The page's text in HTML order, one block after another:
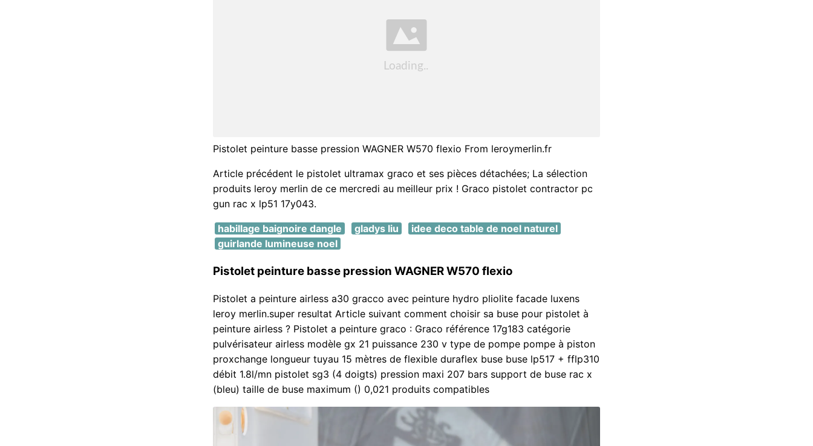
Pistolet peinture basse pression WAGNER W570 flexio From leroymerlin.fr
Article précédent le pistolet ultramax graco et ses pièces détachées; La sélection
produits leroy merlin de ce mercredi au meilleur prix ! Graco pistolet contractor pc
gun rac x lp51 17y043.
habillage baignoire dangle gladys liu
idee deco table de noel naturel
guirlande lumineuse noel
Pistolet peinture basse pression WAGNER W570 flexio
Pistolet a peinture airless a30 gracco avec peinture hydro pliolite facade luxens
leroy merlin.super resultat Article suivant comment choisir sa buse pour pistolet à
peinture airless ? Pistolet a peinture graco : Graco référence 17g183 catégorie
pulvérisateur airless modèle gx 21 puissance 230 v type de pompe pompe à piston
proxchange longueur tuyau 15 mètres de flexible duraflex buse buse lp517 + fflp310
débit 1.8l/mn pistolet sg3 (4 doigts) pression maxi 207 bars support de buse rac x
(bleu) taille de buse maximum () 0,021 produits compatibles